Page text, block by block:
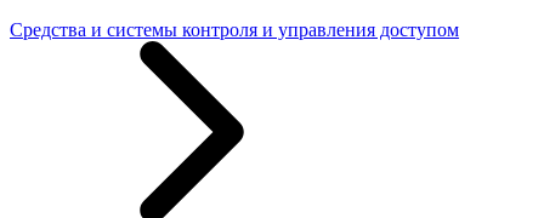
Средства и системы контроля и управления доступом